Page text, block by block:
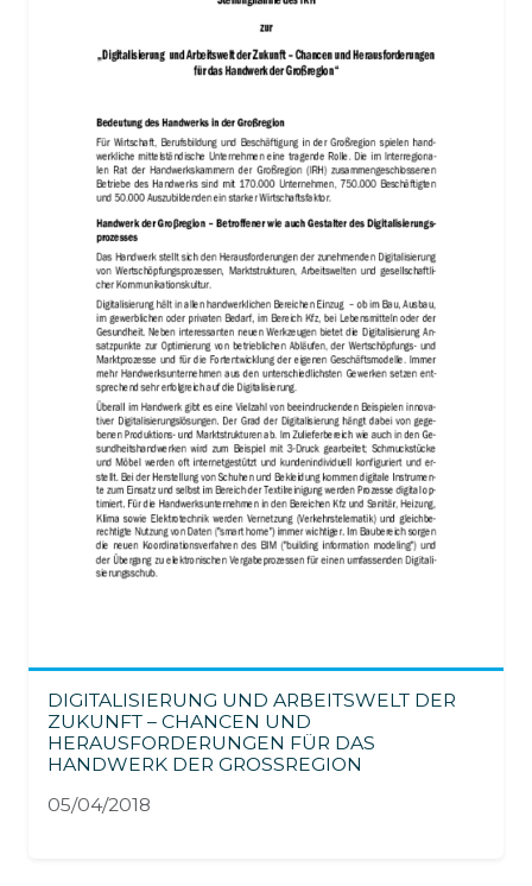
DIGITALISIERUNG UND ARBEITSWELT DER
ZUKUNFT – CHANCEN UND
HERAUSFORDERUNGEN FÜR DAS
HANDWERK DER GROSSREGION
05/04/2018